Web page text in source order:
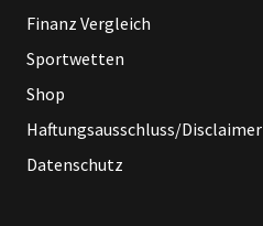
Finanz Vergleich
Sportwetten
Shop
Haftungsausschluss/Disclaimer
Datenschutz